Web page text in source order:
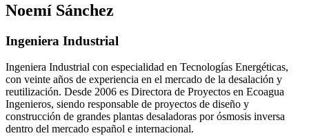
Noemí Sánchez
Ingeniera Industrial
Ingeniera Industrial con especialidad en Tecnologías Energéticas,
con veinte años de experiencia en el mercado de la desalación y
reutilización. Desde 2006 es Directora de Proyectos en Ecoagua
Ingenieros, siendo responsable de proyectos de diseño y
construcción de grandes plantas desaladoras por ósmosis inversa
dentro del mercado español e internacional.